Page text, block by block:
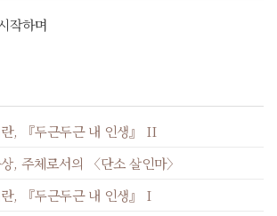
작하며
, 『두근두근 내 인생』 II
, 주체로서의 〈단소 살인마〉
, 『두근두근 내 인생』 I